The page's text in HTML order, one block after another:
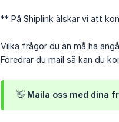
** På Shiplink älskar vi att
Vilka frågor du än må ha
Föredrar du mail så kan du
👋 Maila oss med dina